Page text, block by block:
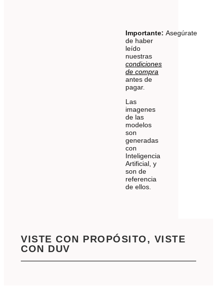
Importante: Asegúrate
de haber
leído
nuestras
condiciones
de compra
antes de
pagar.
Las
imagenes
de las
modelos
son
generadas
con
Inteligencia
Artificial, y
son de
referencia
de ellos.
VISTE CON PROPÓSITO, VISTE
CON DUV